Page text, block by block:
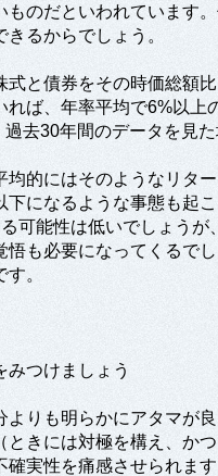
ものだといわれています
るからでしょう。
と債券をその時価総額
ば、年率平均で6%以上
去30年間のデータを見た
的にはそのようなリタ
になるような事態も起
可能性は低いでしょうが
も必要になってくるで
。
つけましょう
りも明らかにアタマが
きには対極を構え、か
実性を痛感させられます